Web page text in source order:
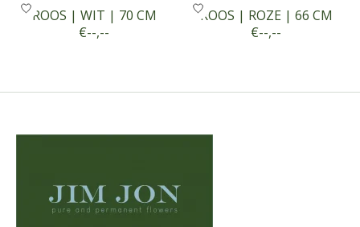
ROOS | WIT | 70 CM
€--,--
ROOS | ROZE | 66 CM
€--,--